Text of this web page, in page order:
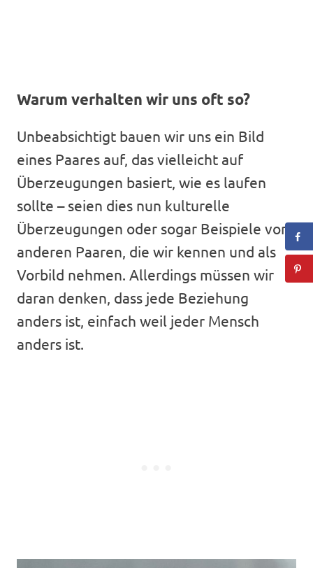
Warum verhalten wir uns oft so?
Unbeabsichtigt bauen wir uns ein Bild
eines Paares auf, das vielleicht auf
Überzeugungen basiert, wie es laufen
sollte – seien dies nun kulturelle
Überzeugungen oder sogar Beispiele von
anderen Paaren, die wir kennen und als
Vorbild nehmen. Allerdings müssen wir
daran denken, dass jede Beziehung
anders ist, einfach weil jeder Mensch
anders ist.